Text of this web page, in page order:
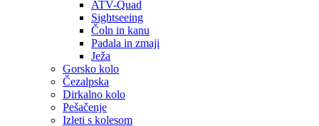
ATV-Quad
Sightseeing
Čoln in kanu
Padala in zmaji
Ježa
Gorsko kolo
Čezalpska
Dirkalno kolo
Pešačenje
Izleti s kolesom